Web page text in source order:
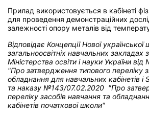
Прилад використовується в кабінеті
для проведення демонстраційних
залежності опору металів від
Відповідає Концепції Нової української
загальноосвітніх навчальних закладах
Міністерства освіти і науки України від
"Про затвердження типового переліку
обладнання для навчальних кабінетів і
та наказу №143/07.02.2020 "Про
переліку засобів навчання та
кабінетів початкової школи"